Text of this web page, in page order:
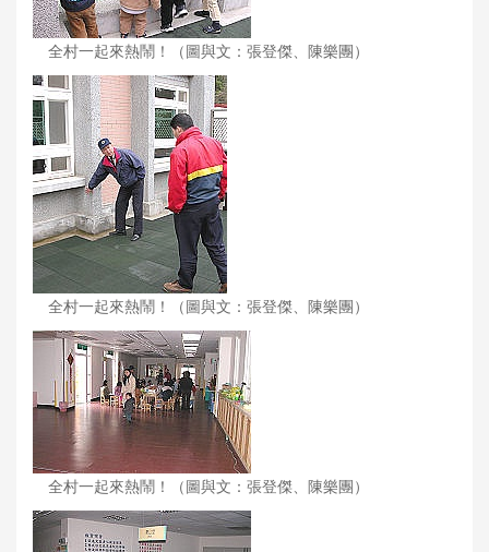
全村一起來熱鬧！（圖與文：張登傑、陳樂團）
全村一起來熱鬧！（圖與文：張登傑、陳樂團）
全村一起來熱鬧！（圖與文：張登傑、陳樂團）